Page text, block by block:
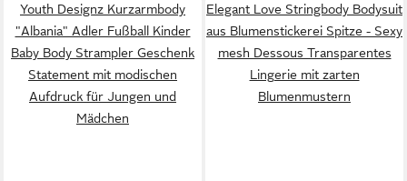
Youth Designz Kurzarmbody
"Albania" Adler Fußball Kinder
Baby Body Strampler Geschenk
Statement mit modischen
Aufdruck für Jungen und
Mädchen
Elegant Love Stringbody Bodysuit
aus Blumenstickerei Spitze - Sexy
mesh Dessous Transparentes
Lingerie mit zarten
Blumenmustern